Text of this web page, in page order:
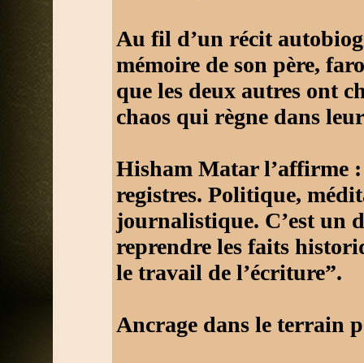
Au fil d’un récit
mémoire de son père,
que les deux autres ont
chaos qui règne dans
Hisham Matar l’affirme
registres. Politique,
journalistique. C’est un
reprendre les faits
le travail de l’écriture”.
Ancrage dans le terrain